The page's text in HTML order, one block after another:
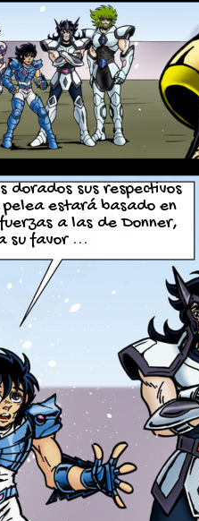
dorados sus respectivos
estará basado en
a las de Donner,
su favor ...